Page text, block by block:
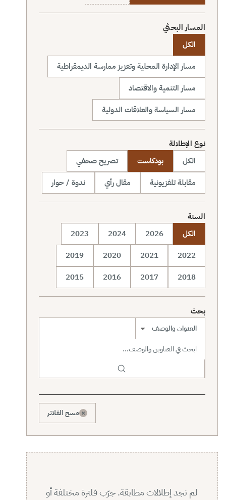
المسار البحثي
الكل
مسار الإدارة المحلية وتعزيز ممارسة الديمقراطية
مسار التنمية والاقتصاد
مسار السياسة والعلاقات الدولية
نوع الإطلالة
الكل
بودكاست
تصريح صحفي
مقابلة تلفزيونية
مقال رأي ندوة / حوار
السنة
الكل
2026
2024
2023
2022
2021
2020
2019
2018
2017
2016
2015
بحث
نطاق البحث
× مسح الفلاتر
لم نجد إطلالات مطابقة. جرّب فلترة مختلفة أو